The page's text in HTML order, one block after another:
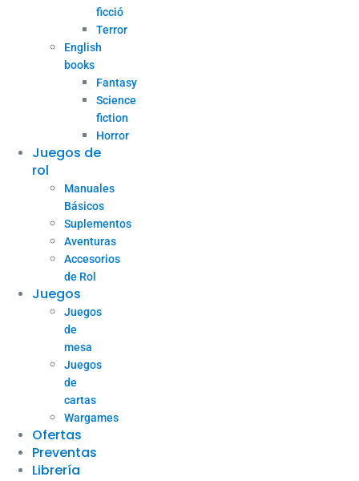
ficció
Terror
English
books
Fantasy
Science
fiction
Horror
Juegos de
rol
Manuales
Básicos
Suplementos
Aventuras
Accesorios
de Rol
Juegos
Juegos
de
mesa
Juegos
de
cartas
Wargames
Ofertas
Preventas
Librería